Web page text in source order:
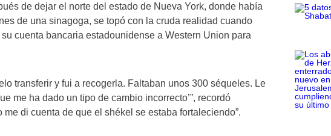
de dejar el norte del estado de Nueva York, donde había
de una sinagoga, se topó con la cruda realidad cuando
cuenta bancaria estadounidense a Western Union para
transferir y fui a recogerla. Faltaban unos 300 séqueles. Le
me ha dado un tipo de cambio incorrecto’”, recordó
me di cuenta de que el shékel se estaba fortaleciendo”.